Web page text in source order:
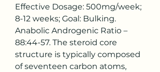
Effective Dosage: 500mg/week;
8-12 weeks; Goal: Bulking.
Anabolic Androgenic Ratio –
88:44-57. The steroid core
structure is typically composed
of seventeen carbon atoms,